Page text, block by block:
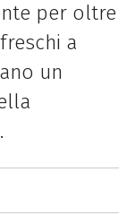
per oltre
a
un